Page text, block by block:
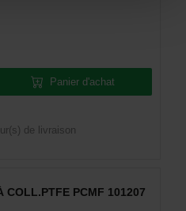
Panier d'achat
de livraison
COLL.PTFE PCMF 101207